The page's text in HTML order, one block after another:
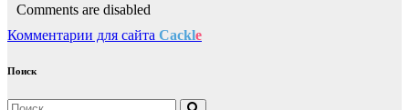
Comments are disabled
Комментарии для сайта Cackle
Поиск